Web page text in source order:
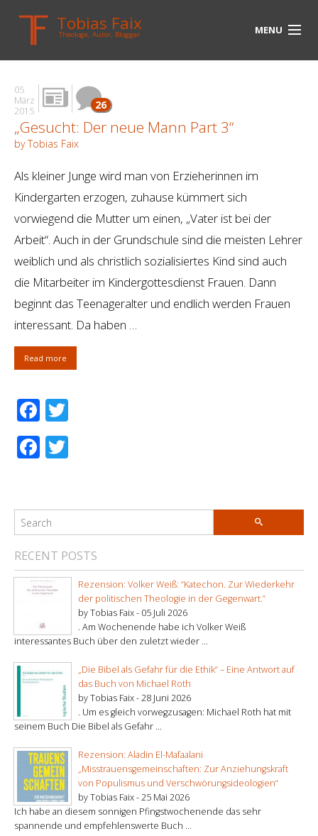
Tobias Faix
Theologe, Autor, Blogger MENU
HOME
BLOG
BIOGRAPHIE
UNTERWEGS
MEDIEN
LINKS
05
März
2015
26
„Gesucht: Der neue Mann Part 3“
by Tobias Faix
Als kleiner Junge wird man von Erzieherinnen im
Kindergarten erzogen, zuhause kümmert sich
vorwiegend die Mutter um einen, „Vater ist bei der
Arbeit“. Auch in der Grundschule sind die meisten Lehrer
weiblich und als christlich sozialisiertes Kind sind auch
die Mitarbeiter im Kindergottesdienst Frauen. Dann
beginnt das Teenageralter und endlich werden Frauen
interessant. Da haben …
Read more
Facebook
Facebook
RECENT POSTS
Rezension: Volker Weiß: “Katechon. Zur Wiederkehr
der politischen Theologie in der Gegenwart.”
by Tobias Faix - 05 Juli 2026
. Am Wochenende habe ich Volker Weiß
interessantes Buch über den zuletzt wieder ...
„Die Bibel als Gefahr für die Ethik“ – Eine Antwort auf
das Buch von Michael Roth
by Tobias Faix -28 Juni 2026
. Um es gleich vorwegzusagen: Michael Roth hat mit
seinem Buch Die Bibel als Gefahr ...
Rezension: Aladin El-Mafaalani
„Misstrauensgemeinschaften: Zur Anziehungskraft
von Populismus und Verschwörungsideologien“
by Tobias Faix -25 Mai 2026
Ich habe an diesem sonnigen Pfingstwochenende das sehr
spannende und empfehlenswerte Buch ...